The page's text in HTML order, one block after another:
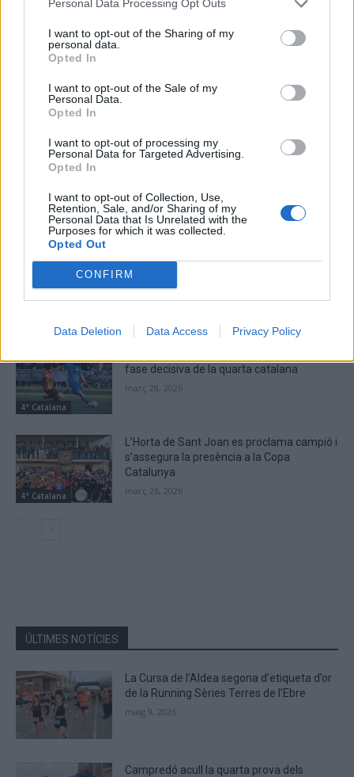
Personal Data Processing Opt Outs
I want to opt-out of the Sharing of my
personal data.
Opted In
I want to opt-out of the Sale of my
Personal Data.
Opted In
I want to opt-out of processing my
Personal Data for Targeted Advertising.
Opted In
I want to opt-out of Collection, Use,
Retention, Sale, and/or Sharing of my
Personal Data that Is Unrelated with the
Purposes for which it was collected.
Opted Out
CONFIRM
Data Deletion Data Access Privacy Policy
Setmanari l'Ebre
ARTICLES RELACIONATS
L’Horta de Sant Joan, a una victòria
d’assegurar-se la presència a les
4ª Catalana
fase decisiva de la quarta catalana
març 28, 2026
4ª Catalana
L’Horta de Sant Joan es proclama campió i
s’assegura la presència a la Copa
Catalunya
març 26, 2026
ÚLTIMES NOTÍCIES
La Cursa de l’Aldea segona d’etiqueta d’or
de la Running Sèries Terres de l’Ebre
maig 9, 2026
Campredó acull la quarta prova dels